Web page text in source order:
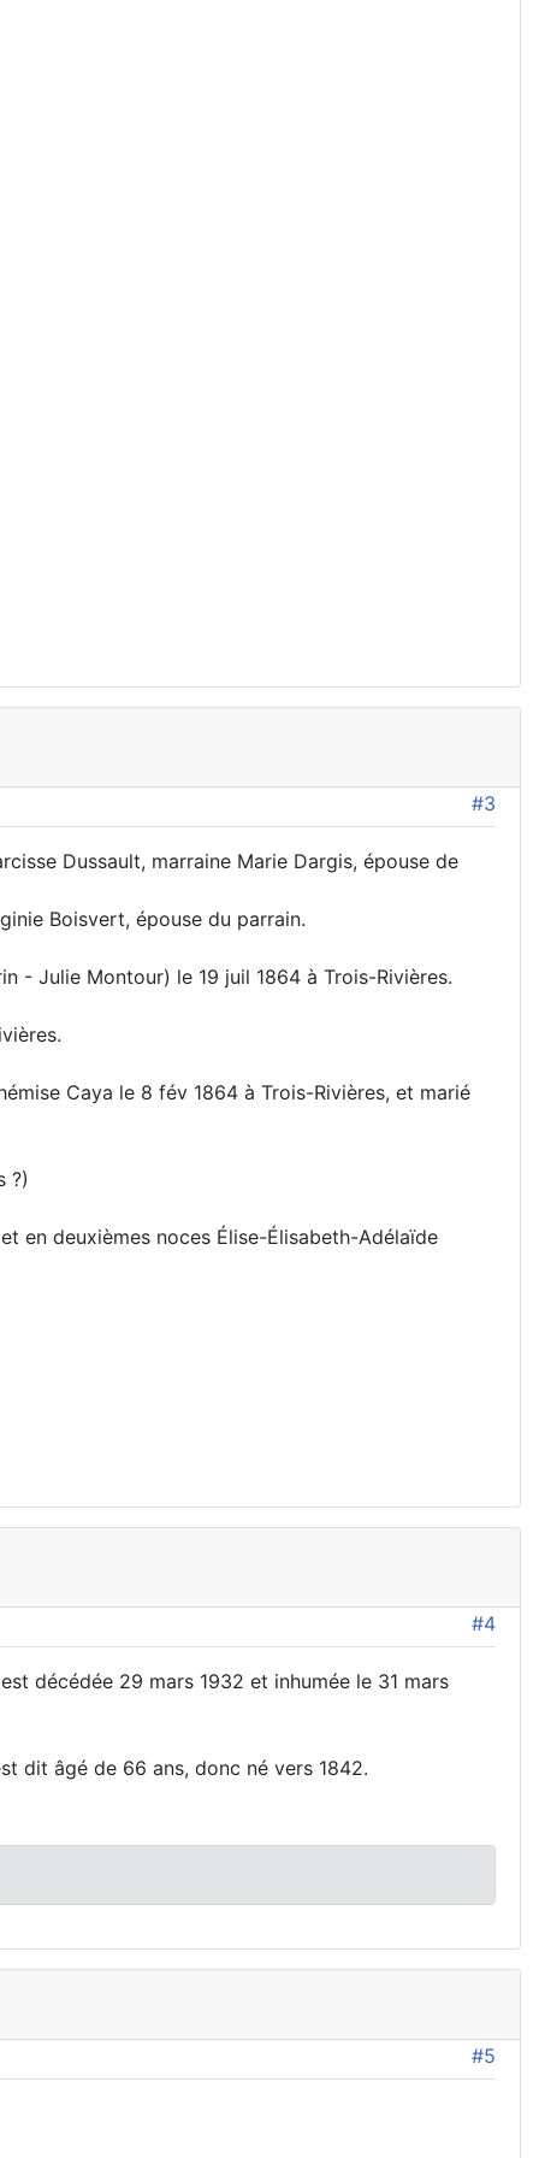
#3
Dussault, marraine Marie Dargis, épouse de
Boisvert, épouse du parrain.
- Julie Montour) le 19 juil 1864 à Trois-Rivières.
Caya le 8 fév 1864 à Trois-Rivières, et marié
?)
en deuxièmes noces Élise-Élisabeth-Adélaïde
#4
décédée 29 mars 1932 et inhumée le 31 mars
dit âgé de 66 ans, donc né vers 1842.
#5